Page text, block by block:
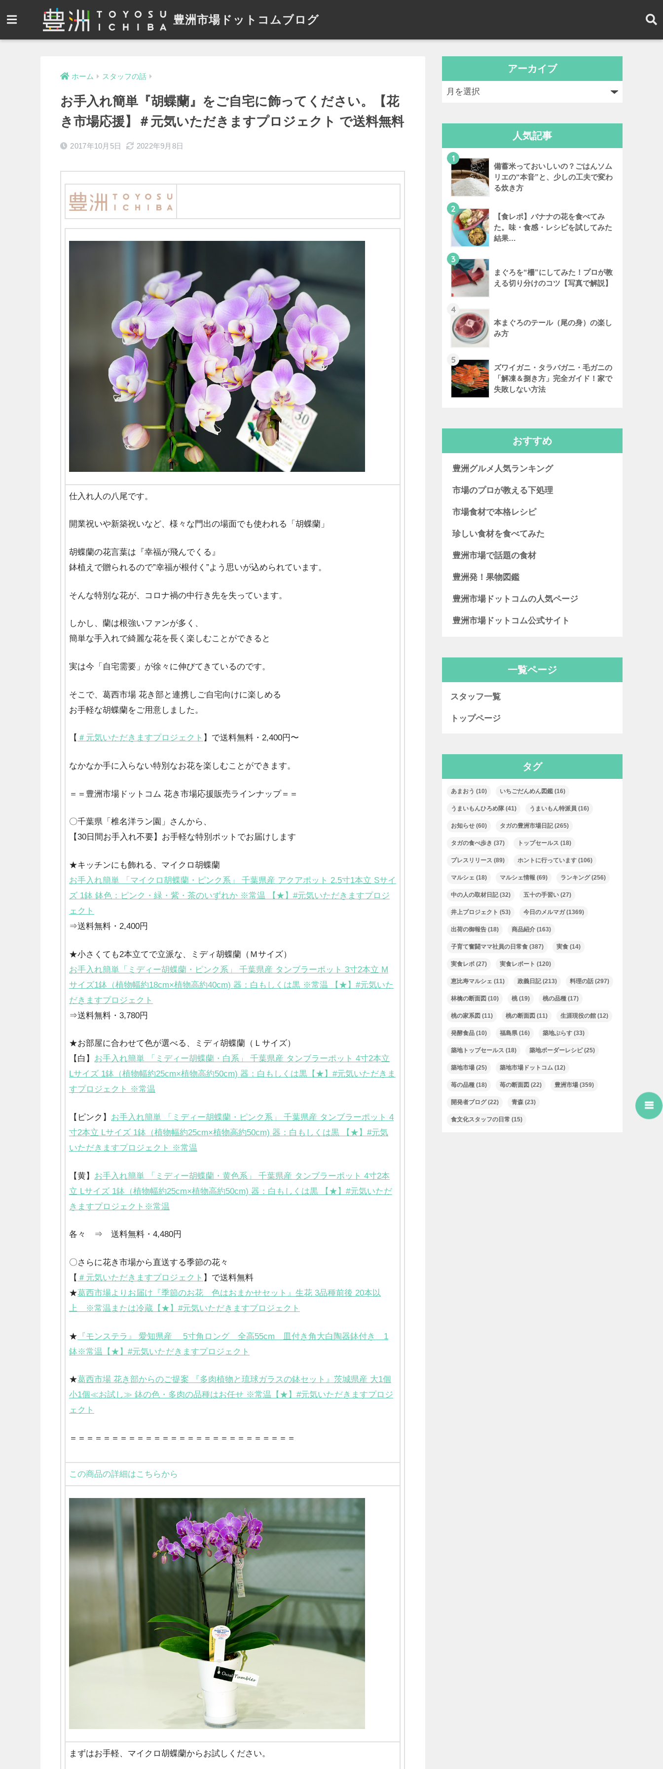
豊洲市場ドットコムブログ
ホーム スタッフの話
お手入れ簡単『胡蝶蘭』をご自宅に飾ってください。【花
き市場応援】＃元気いただきますプロジェクト で送料無料
2017年10月5日 2022年9月8日
仕入れ人の八尾です。
開業祝いや新築祝いなど、様々な門出の場面でも使われる「胡蝶蘭」
胡蝶蘭の花言葉は『幸福が飛んでくる』
鉢植えで贈られるので”幸福が根付く”よう思いが込められています。
そんな特別な花が、コロナ禍の中行き先を失っています。
しかし、蘭は根強いファンが多く、
簡単な手入れで綺麗な花を長く楽しむことができると
実は今「自宅需要」が徐々に伸びてきているのです。
そこで、葛西市場 花き部と連携しご自宅向けに楽しめる
お手軽な胡蝶蘭をご用意しました。
【 ＃元気いただきますプロジェクト 】で送料無料・2,400円〜
なかなか手に入らない特別なお花を楽しむことができます。
＝＝豊洲市場ドットコム 花き市場応援販売ラインナップ＝＝
〇千葉県「椎名洋ラン園」さんから、
【30日間お手入れ不要】お手軽な特別ポットでお届けします
★キッチンにも飾れる、マイクロ胡蝶蘭
お手入れ簡単 「マイクロ胡蝶蘭・ピンク系」 千葉県産 アクアポット 2.5寸1本立 Sサイ
ズ 1鉢 鉢色：ピンク・緑・紫・茶のいずれか ※常温 【★】#元気いただきますプロジ
ェクト
⇒送料無料・2,400円
★小さくても2本立てで立派な、ミディ胡蝶蘭（Ｍサイズ）
お手入れ簡単「ミディー胡蝶蘭・ピンク系」 千葉県産 タンブラーポット 3寸2本立 M
サイズ1鉢（植物幅約18cm×植物高約40cm) 器：白もしくは黒 ※常温 【★】#元気いた
だきますプロジェクト
⇒送料無料・3,780円
★お部屋に合わせて色が選べる、ミディ胡蝶蘭（Ｌサイズ）
【白】 お手入れ簡単 「ミディー胡蝶蘭・白系」 千葉県産 タンブラーポット 4寸2本立
Lサイズ 1鉢（植物幅約25cm×植物高約50cm) 器：白もしくは黒【★】#元気いただきま
すプロジェクト ※常温
【ピンク】 お手入れ簡単 「ミディー胡蝶蘭・ピンク系」 千葉県産 タンブラーポット 4
寸2本立 Lサイズ 1鉢（植物幅約25cm×植物高約50cm) 器：白もしくは黒 【★】#元気
いただきますプロジェクト ※常温
【黄】 お手入れ簡単 「ミディー胡蝶蘭・黄色系」 千葉県産 タンブラーポット 4寸2本
立 Lサイズ 1鉢（植物幅約25cm×植物高約50cm) 器：白もしくは黒 【★】#元気いただ
きますプロジェクト※常温
各々 ⇒ 送料無料・4,480円
〇さらに花き市場から直送する季節の花々
【 ＃元気いただきますプロジェクト 】で送料無料
★葛西市場よりお届け『季節のお花 色はおまかせセット』生花 3品種前後 20本以
上 ※常温または冷蔵【★】#元気いただきますプロジェクト
★ 『モンステラ』 愛知県産 5寸角ロング 全高55cm 皿付き角大白陶器鉢付き 1
鉢※常温【★】#元気いただきますプロジェクト
★葛西市場 花き部からのご提案 『多肉植物と琉球ガラスの鉢セット』茨城県産 大1個
小1個≪お試し≫ 鉢の色・多肉の品種はお任せ ※常温【★】#元気いただきますプロジ
ェクト
＝＝＝＝＝＝＝＝＝＝＝＝＝＝＝＝＝＝＝＝＝＝＝＝＝＝＝
この商品の詳細はこちらから
まずはお手軽、マイクロ胡蝶蘭からお試しください。
アーカイブ
人気記事
1
備蓄米っておいしいの？ごはんソム
リエの“本音”と、少しの工夫で変わ
る炊き方
2
【食レポ】バナナの花を食べてみ
た。味・食感・レシピを試してみた
結果…
3
まぐろを“柵”にしてみた！プロが教
える切り分けのコツ【写真で解説】
4
本まぐろのテール（尾の身）の楽し
み方
5
ズワイガニ・タラバガニ・毛ガニの
「解凍＆捌き方」完全ガイド！家で
失敗しない方法
おすすめ
豊洲グルメ人気ランキング
市場のプロが教える下処理
市場食材で本格レシピ
珍しい食材を食べてみた
豊洲市場で話題の食材
豊洲発！果物図鑑
豊洲市場ドットコムの人気ページ
豊洲市場ドットコム公式サイト
一覧ページ
スタッフ一覧
トップページ
タグ
あまおう (10) いちごだんめん図鑑 (16)
うまいもんひろめ隊 (41) うまいもん特派員 (16)
お知らせ (60) タガの豊洲市場日記(265)
タガの食べ歩き (37) トップセールス (18)
プレスリリース (89) ホントに行っています (106)
マルシェ (18) マルシェ情報 (69) ランキング(256)
中の人の取材日記(32) 五十の手習い (27)
井上プロジェクト (53) 今日のメルマガ(1369)
出荷の御報告 (18) 商品紹介 (163)
子育て奮闘ママ社員の日常食 (387) 実食 (14)
実食レポ (27) 実食レポート (120)
恵比寿マルシェ (11) 政義日記(213) 料理の話 (297)
林檎の断面図 (10) 桃(19) 桃の品種 (17)
桃の家系図 (11) 桃の断面図 (11) 生涯現役の館 (12)
発酵食品 (10) 福島県 (16) 築地ぷらす (33)
築地トップセールス (18) 築地ボーダーレシピ(25)
築地市場 (25) 築地市場ドットコム (12)
苺の品種 (18) 苺の断面図 (22) 豊洲市場 (359)
開発者ブログ(22) 青森 (23)
食文化スタッフの日常 (15)